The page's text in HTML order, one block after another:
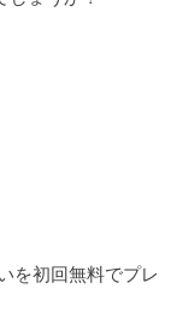
を初回無料でプレ